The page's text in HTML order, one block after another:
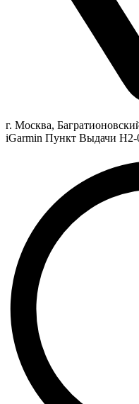
г. Москва,
iGarmin Пункт Выдачи Н2-